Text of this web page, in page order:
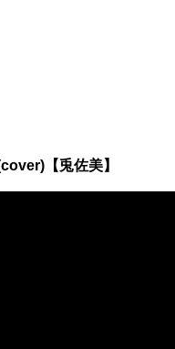
【兎佐美】